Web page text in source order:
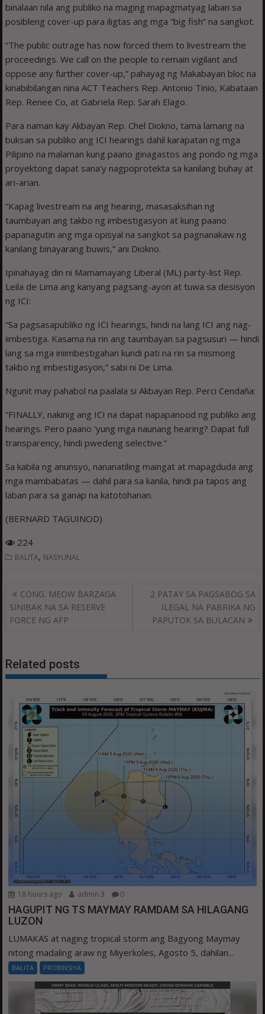
binalaan nila ang publiko na maging mapagmatyag laban sa
posibleng cover-up para iligtas ang mga “big fish” na sangkot.
“The public outrage has now forced them to livestream the
proceedings. We call on the people to remain vigilant and
oppose any further cover-up,” pahayag ng Makabayan bloc na
kinabibilangan nina ACT Teachers Rep. Antonio Tinio, Kabataan
Rep. Renee Co, at Gabriela Rep. Sarah Elago.
Para naman kay Akbayan Rep. Chel Diokno, tama lamang na
buksan sa publiko ang ICI hearings dahil karapatan ng mga
Pilipino na malaman kung paano ginagastos ang pondo ng mga
proyektong dapat sana’y nagpoprotekta sa kanilang buhay at
ari-arian.
“Kapag livestream na ang hearing, masasaksihan ng
taumbayan ang takbo ng imbestigasyon at kung paano
papanagutin ang mga opisyal na sangkot sa pagnanakaw ng
kanilang binayarang buwis,” ani Diokno.
Ipinahayag din ni Mamamayang Liberal (ML) party-list Rep.
Leila de Lima ang kanyang pagsang-ayon at tuwa sa desisyon
ng ICI:
“Sa pagsasapubliko ng ICI hearings, hindi na lang ICI ang nag-
iimbestiga. Kasama na rin ang taumbayan sa pagsusuri — hindi
lang sa mga iniimbestigahan kundi pati na rin sa mismong
takbo ng imbestigasyon,” sabi ni De Lima.
Ngunit may pahabol na paalala si Akbayan Rep. Perci Cendaña:
“FINALLY, nakinig ang ICI na dapat napapanood ng publiko ang
hearings. Pero paano ‘yung mga naunang hearing? Dapat full
transparency, hindi pwedeng selective.”
Sa kabila ng anunsyo, nananatiling maingat at mapagduda ang
mga mambabatas — dahil para sa kanila, hindi pa tapos ang
laban para sa ganap na katotohanan.
(BERNARD TAGUINOD)
224
BALITA, NASYUNAL
Post
navigation
CONG. MEOW BARZAGA
SINIBAK NA SA RESERVE
FORCE NG AFP
2 PATAY SA PAGSABOG SA
ILEGAL NA PABRIKA NG
PAPUTOK SA BULACAN
Related posts
18 hours ago admin 3 0
HAGUPIT NG TS MAYMAY RAMDAM SA HILAGANG
LUZON
LUMAKAS at naging tropical storm ang Bagyong Maymay
nitong madaling araw ng Miyerkoles, Agosto 5, dahilan...
BALITA PROBINSIYA